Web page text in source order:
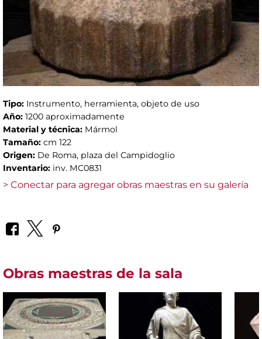
Tipo: Instrumento, herramienta, objeto de uso
Año: 1200 aproximadamente
Material y técnica: Mármol
Tamaño: cm 122
Origen: De Roma, plaza del Campidoglio
Inventario: inv. MC0831
> Conectar para agregar obras maestras en su galería
Obras maestras de la sala